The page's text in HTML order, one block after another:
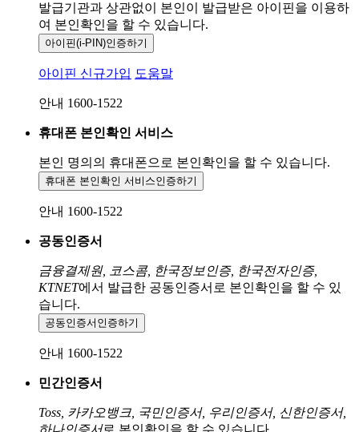
발급기관과 상관없이 본인이 발급받은 아이핀을 이용하
여 본인확인을 할 수 있습니다.
아이핀(i-PIN)인증하기
아이핀 신규가입 도움말
안내 1600-1522
휴대폰 본인확인 서비스
본인 명의의 휴대폰으로 본인확인을 할 수 있습니다.
휴대폰 본인확인 서비스인증하기
안내 1600-1522
공동인증서
금융결제원, 코스콤, 한국정보인증, 한국전자인증,
KTNET에서 발급한 공동인증서로 본인확인을 할 수 있
습니다.
공동인증서 인증하기
안내 1600-1522
민간인증서
Toss, 카카오뱅크, 국민인증서, 우리인증서, 신한인증서,